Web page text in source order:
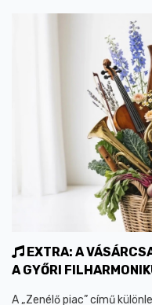
EXTRA: A
A GYŐRI
A „Zenélő piac” című